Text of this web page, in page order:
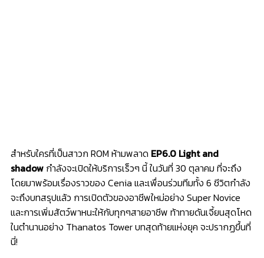
สำหรับใครที่เป็นสาวก ROM ห้ามพลาด EP6.0 Light and
shadow กำลังจะเปิดให้บริการเร็วๆ นี้ ในวันที่ 30 ตุลาคม ที่จะถึง
โดยมาพร้อมเรื่องราวของ Cenia และเพื่อนร่วมทีมทั้ง 6 ชีวิตกำลัง
จะถึงบทสรุปแล้ว การเปิดตัวของอาชีพใหม่อย่าง Super Novice
และการเพิ่มสัตว์พาหนะให้กับทุกๆสายอาชีพ ท้าทายดันเจี้ยนสุดโหด
ในตำนานอย่าง Thanatos Tower บทสุดท้ายแห่งยุค จะปรากฏขึ้นที่
นี่!